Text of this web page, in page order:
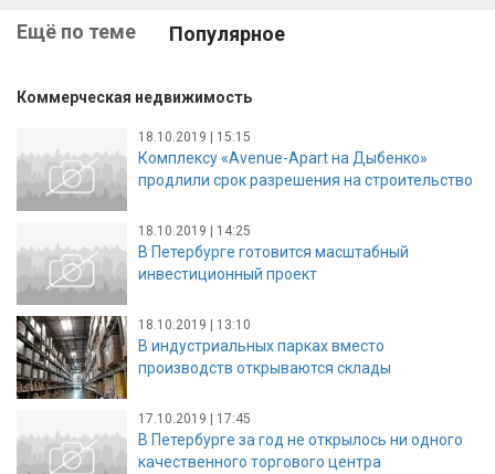
Ещё по теме Популярное
Коммерческая недвижимость
18.10.2019 | 15:15
Комплексу «Avenue-Apart на Дыбенко»
продлили срок разрешения на строительство
18.10.2019 | 14:25
В Петербурге готовится масштабный
инвестиционный проект
18.10.2019 | 13:10
В индустриальных парках вместо
производств открываются склады
17.10.2019 | 17:45
В Петербурге за год не открылось ни одного
качественного торгового центра